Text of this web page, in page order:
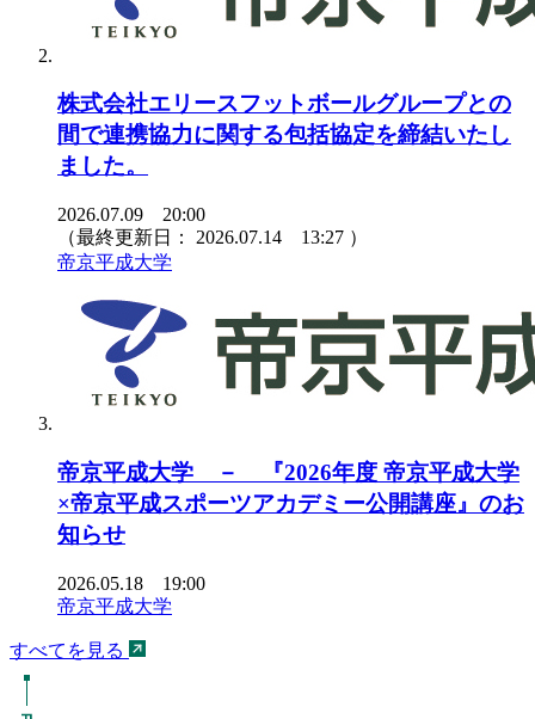
株式会社エリースフットボールグループとの
間で連携協力に関する包括協定を締結いたし
ました。
2026.07.09 20:00
（最終更新日： 2026.07.14 13:27 ）
帝京平成大学
帝京平成大学 － 『2026年度 帝京平成大学
×帝京平成スポーツアカデミー公開講座』のお
知らせ
2026.05.18 19:00
帝京平成大学
すべてを見る